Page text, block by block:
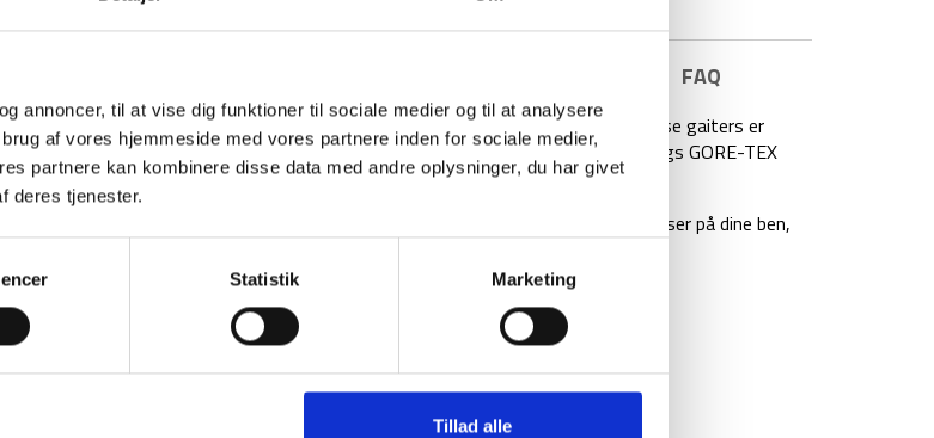
annoncer, til at vise dig funktioner til sociale medier og til at analysere
af vores hjemmeside med vores partnere inden for sociale medier,
partnere kan kombinere disse data med andre oplysninger, du har givet
deres tjenester.
Statistik Marketing
Tillad alle
FAQ
Med Frontpoint GTX fra Black Diamond, er du sikret gaiters i solid kvalitet. Disse gaiters er
designet til at holde snavs og fugt ude. Frontpoint GTX er udstyret med to-lags GORE-TEX
overdel, som gør dem vandafvisende, samt ballistisknylon-underdel.
Den smallere pasform, sikrer at disse gaiters, sidder godt til din støvler og passer på dine ben,
S = EU 38.5–40.5